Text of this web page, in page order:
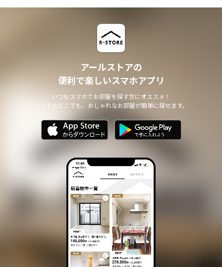
アールストアの
便利で楽しいスマホアプリ
いつもスマホでお部屋を探す方にオススメ！
いつでもどこでも、おしゃれなお部屋が簡単に探せます。